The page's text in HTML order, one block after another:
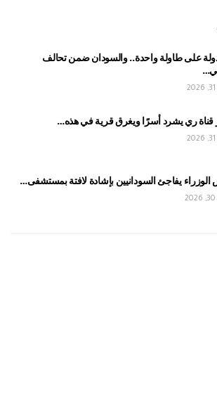
دولة على طاولة واحدة.. والسودان ضمن تحالف
قناة ري يشرد أسرًا ويغرق قرية في هذه…
يفاجئ السودانيين بإشادة لافتة بمستشفى…